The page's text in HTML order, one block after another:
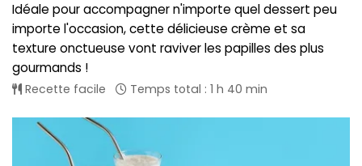
Idéale pour accompagner n'importe quel dessert peu
importe l'occasion, cette délicieuse crème et sa
texture onctueuse vont raviver les papilles des plus
gourmands !
Recette facile Temps total : 1 h 40 min